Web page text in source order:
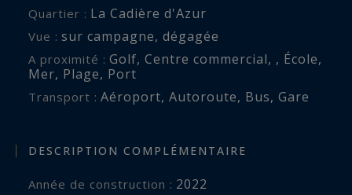
Quartier : La Cadière d'Azur
Vue : sur campagne, dégagée
A proximité : Golf, Centre commercial, , École,
Mer, Plage, Port
Transport : Aéroport, Autoroute, Bus, Gare
DESCRIPTION COMPLÉMENTAIRE
Année de construction : 2022